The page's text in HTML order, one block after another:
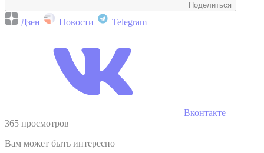
Поделиться
Дзен Новости Telegram
Вконтакте
365 просмотров
Вам может быть интересно